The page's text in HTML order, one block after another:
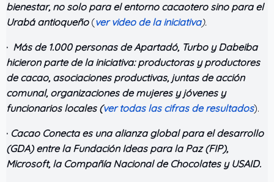
bienestar, no solo para el entorno cacaotero sino para el
Urabá antioqueño (ver video de la iniciativa).
· Más de 1.000 personas de Apartadó, Turbo y Dabeiba
hicieron parte de la iniciativa: productoras y productores
de cacao, asociaciones productivas, juntas de acción
comunal, organizaciones de mujeres y jóvenes y
funcionarios locales (ver todas las cifras de resultados).
· Cacao Conecta es una alianza global para el desarrollo
(GDA) entre la Fundación Ideas para la Paz (FIP),
Microsoft, la Compañía Nacional de Chocolates y USAID.